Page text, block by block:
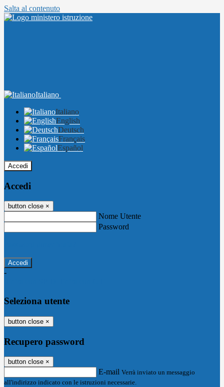
Salta al contenuto
Italiano
Italiano
English
Deutsch
Français
Español
Accedi
Accedi
button close ×
Nome Utente
Password
-
Seleziona utente
button close ×
Recupero password
button close ×
E-mail Verrà inviato un messaggio
all'indirizzo indicato con le istruzioni necessarie.